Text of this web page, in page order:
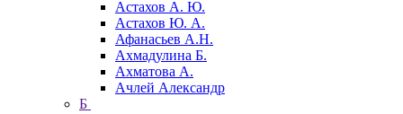
Астахов А. Ю.
Астахов Ю. А.
Афанасьев А.Н.
Ахмадулина Б.
Ахматова А.
Ачлей Александр
Б